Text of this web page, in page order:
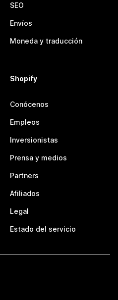
SEO
Envíos
Moneda y traducción
Shopify
Conócenos
Empleos
Inversionistas
Prensa y medios
Partners
Afiliados
Legal
Estado del servicio